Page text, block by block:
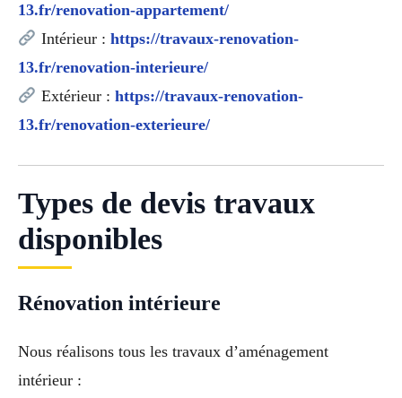
13.fr/renovation-appartement/
Intérieur : https://travaux-renovation-
13.fr/renovation-interieure/
Extérieur : https://travaux-renovation-
13.fr/renovation-exterieure/
Types de devis travaux
disponibles
Rénovation intérieure
Nous réalisons tous les travaux d’aménagement
intérieur :